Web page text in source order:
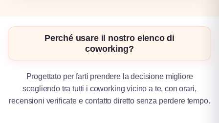
Perché usare il nostro elenco di
coworking?
Progettato per farti prendere la decisione migliore
scegliendo tra tutti i coworking vicino a te, con orari,
recensioni verificate e contatto diretto senza perdere tempo.